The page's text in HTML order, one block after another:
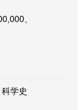
、
学史